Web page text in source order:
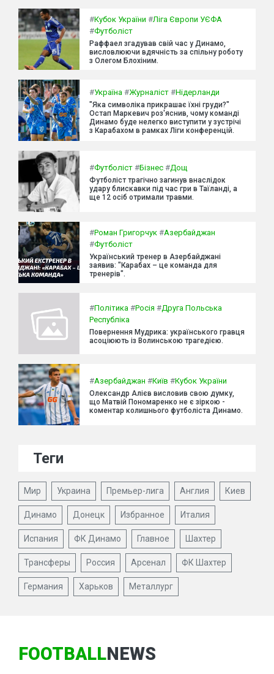
#Кубок України #Ліга Європи УЄФА
#Футболіст
Раффаел згадував свій час у Динамо,
висловлюючи вдячність за спільну роботу
з Олегом Блохіним.
#Україна #Журналіст #Нідерланди
"Яка символіка прикрашає їхні груди?"
Остап Маркевич роз'яснив, чому команді
Динамо буде нелегко виступити у зустрічі
з Карабахом в рамках Ліги конференцій.
#Футболіст #Бізнес #Дощ
Футболіст трагічно загинув внаслідок
удару блискавки під час гри в Таїланді, а
ще 12 осіб отримали травми.
#Роман Григорчук #Азербайджан
#Футболіст
Український тренер в Азербайджані
заявив: "Карабах – це команда для
тренерів".
#Політика #Росія #Друга Польська
Республіка
Повернення Мудрика: українського гравця
асоціюють із Волинською трагедією.
#Азербайджан #Київ #Кубок України
Олександр Алієв висловив свою думку,
що Матвій Пономаренко не є зіркою -
коментар колишнього футболіста Динамо.
Теги
Мир Украина Премьер-лига Англия Киев
Динамо Донецк Избранное Италия
Испания ФК Динамо Главное Шахтер
Трансферы Россия Арсенал ФК Шахтер
Германия Харьков Металлург
FOOTBALLNEWS